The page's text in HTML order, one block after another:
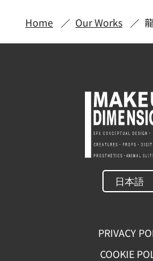
Home Our Works
PRIVACY
COOKIE